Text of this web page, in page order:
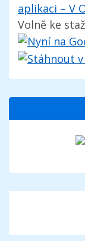
aplikaci – V
Volně ke